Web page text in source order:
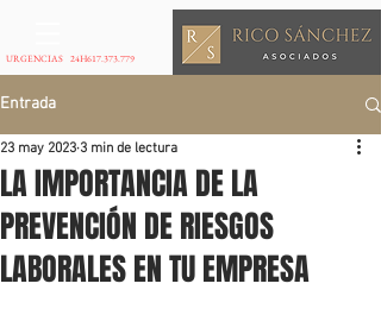
URGENCIAS 24H617.373.779
Entrada
LA IMPORTANCIA DE LA
PREVENCIÓN DE RIESGOS
LABORALES EN TU EMPRESA
23 may 2023 3 min de lectura